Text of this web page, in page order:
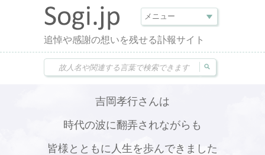
追悼や感謝の想いを残せる訃報サイト
吉岡孝行さんは
時代の波に翻弄されながらも
皆様とともに人生を歩んできました